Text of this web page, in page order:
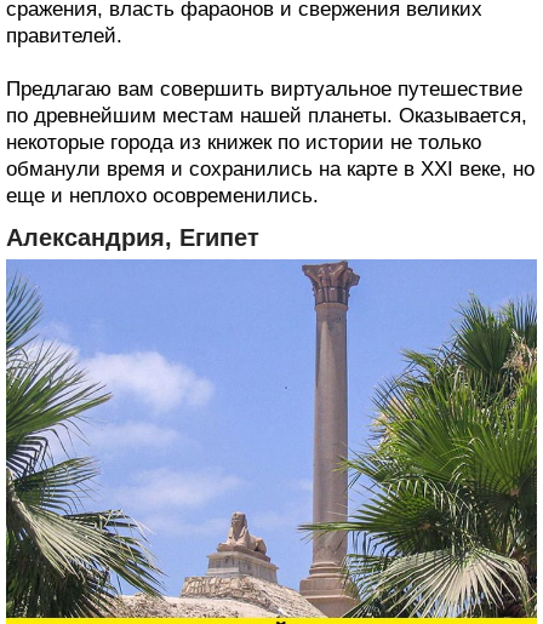
сражения, власть фараонов и свержения великих
правителей.
Предлагаю вам совершить виртуальное путешествие
по древнейшим местам нашей планеты. Оказывается,
некоторые города из книжек по истории не только
обманули время и сохранились на карте в XXI веке, но
еще и неплохо осовременились.
Александрия, Египет